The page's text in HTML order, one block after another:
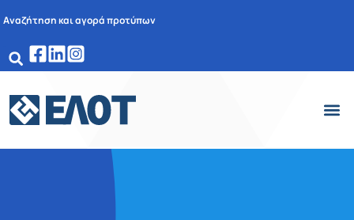
Αναζήτηση και αγορά προτύπων